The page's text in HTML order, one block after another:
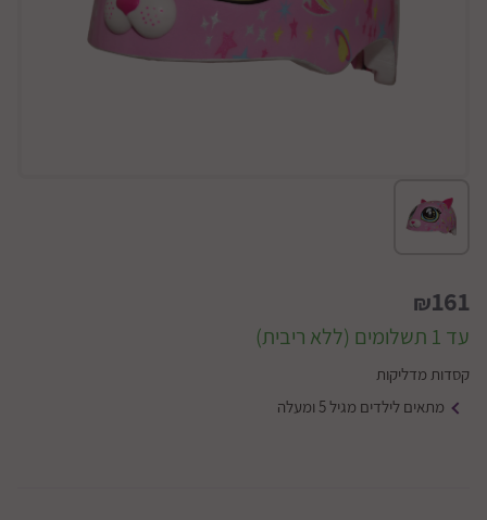
₪161
עד 1 תשלומים (ללא ריבית)
קסדות מדליקות
מתאים לילדים מגיל 5 ומעלה